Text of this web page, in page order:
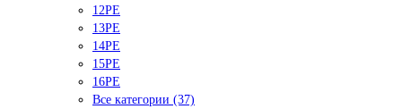
12PE
13PE
14PE
15PE
16PE
Все категории (37)